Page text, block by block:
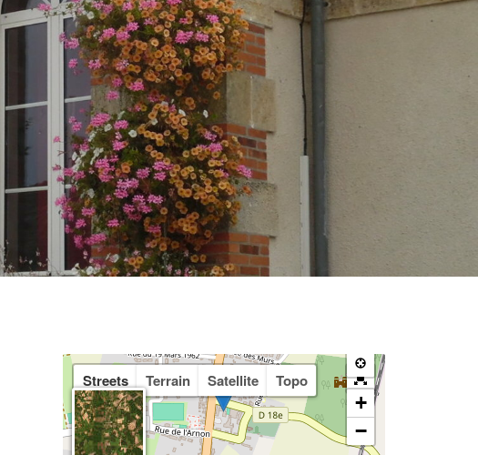
Streets Terrain Satellite Topo
+
−